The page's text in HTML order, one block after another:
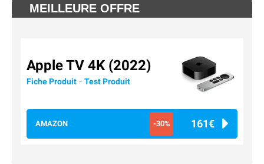
MEILLEURE OFFRE
Apple TV 4K (2022)
Fiche Produit - Test Produit
AMAZON -30% 161€